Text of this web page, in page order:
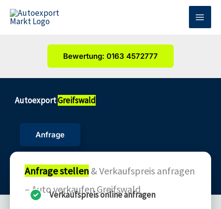
Zum
Inhalt
Bewertung: 0163 4572777
AutoexportGreifswald
Anfrage
Anfrage stellen & Verkaufspreis anfragen
– Auto verkaufen Greifswald
Verkaufspreis online anfragen